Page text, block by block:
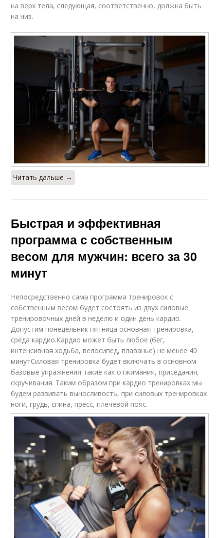
на верх тела, следующая, соответственно, должна быть
на низ.
Читать дальше →
Быстрая и эффективная
программа с собственным
весом для мужчин: всего за 30
минут
Непосредственно сама программа тренировок с
собственным весом будет состоять из двух силовые
тренировочных дней в неделю и один день кардио.
Допустим понедельник пятница основная тренировка,
среда кардио.Кардио может быть любое (бег,
интенсивная ходьба, велосипед, плаванье) не менее 40
минутСиловая тренировка будет включать в основном
базовые упражнения такие как отжимания, приседания,
скручивания. Таким образом при кардио тренировках мы
будем развивать выносливость, при силовых тренировках
ноги, грудь, спина, пресс, плечевой пояс.